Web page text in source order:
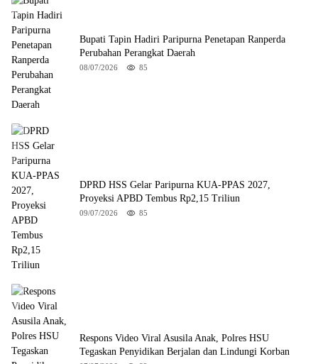
Bupati Tapin Hadiri Paripurna Penetapan Ranperda
Perubahan Perangkat Daerah
08/07/2026 85
DPRD HSS Gelar Paripurna KUA-PPAS 2027,
Proyeksi APBD Tembus Rp2,15 Triliun
09/07/2026 85
Respons Video Viral Asusila Anak, Polres HSU
Tegaskan Penyidikan Berjalan dan Lindungi Korban